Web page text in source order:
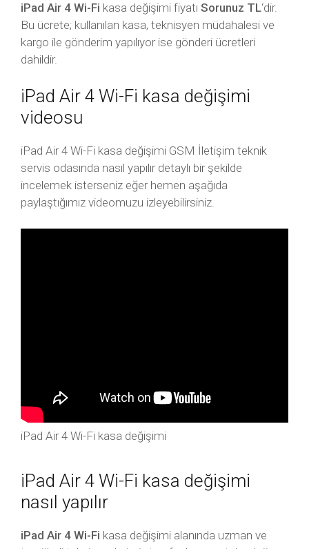
iPad Air 4 Wi-Fi kasa değişimi fiyatı Sorunuz TL‘dir.
Bu ücrete; kullanılan kasa, teknisyen müdahalesi ve
kargo ile gönderim yapılıyor ise gönderi ücretleri
dahildir.
iPad Air 4 Wi-Fi kasa değişimi
videosu
iPad Air 4 Wi-Fi kasa değişimi GSM İletişim teknik
servis odasında nasıl yapılır detaylı bir şekilde
incelemek isterseniz eğer hemen aşağıda
paylaştığımız videomuzu izleyebilirsiniz.
iPad Air 4 Wi-Fi kasa değişimi
iPad Air 4 Wi-Fi kasa değişimi
nasıl yapılır
iPad Air 4 Wi-Fi kasa değişimi alanında uzman ve